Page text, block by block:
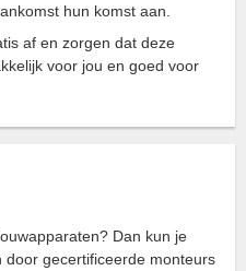
hun komst aan.
af en zorgen dat deze
voor jou en goed voor
Dan kun je
gecertificeerde monteurs